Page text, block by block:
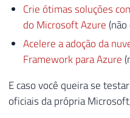
Crie ótimas soluções
do Microsoft Azure
Acelere a adoção da
Framework para Azure
E caso você queira se
oficiais da própria